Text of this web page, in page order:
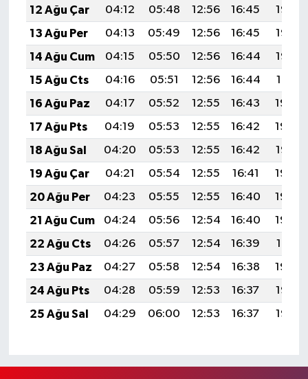
12 Ağu Çar
04:12 05:48 12:56 16:45
19:55
13 Ağu Per
04:13 05:49 12:56 16:45
19:53
14 Ağu Cum
04:15 05:50 12:56 16:44
19:52
15 Ağu Cts
04:16 05:51 12:56 16:44
19:51
16 Ağu Paz
04:17 05:52 12:55 16:43
19:49
17 Ağu Pts
04:19 05:53 12:55 16:42
19:48
18 Ağu Sal
04:20 05:53 12:55 16:42
19:47
19 Ağu Çar
04:21 05:54 12:55 16:41
19:45
20 Ağu Per
04:23 05:55 12:55 16:40
19:44
21 Ağu Cum
04:24 05:56 12:54 16:40
19:42
22 Ağu Cts
04:26 05:57 12:54 16:39
19:41
23 Ağu Paz
04:27 05:58 12:54 16:38
19:39
24 Ağu Pts
04:28 05:59 12:53 16:37
19:38
25 Ağu Sal
04:29 06:00 12:53 16:37 19:36